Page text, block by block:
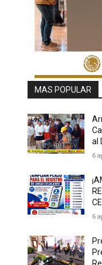
MAS POPULAR
al
6
6